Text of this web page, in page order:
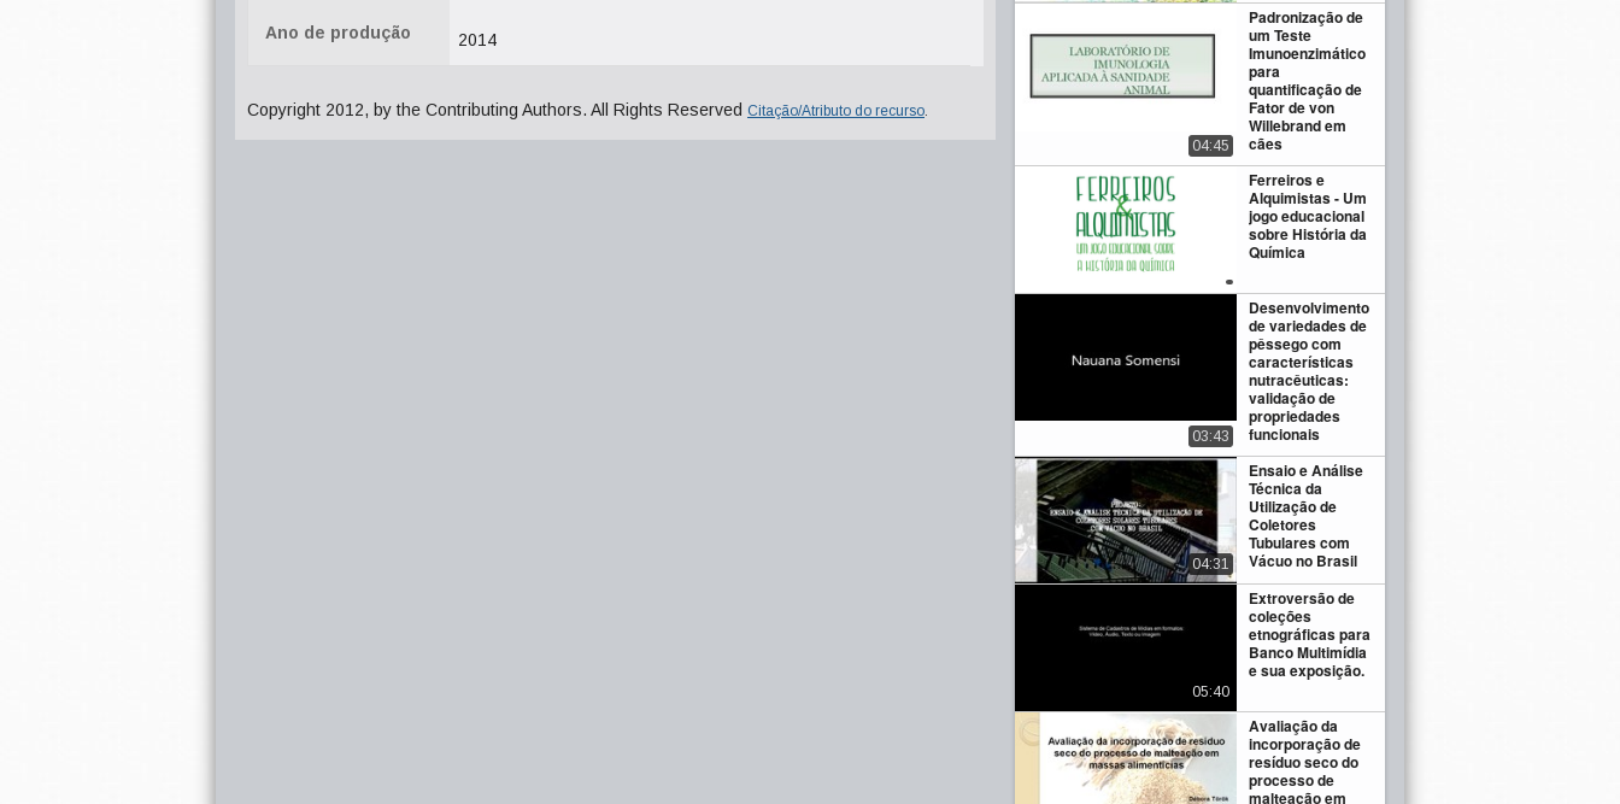
Ano de produção 2014
Copyright 2012, by the Contributing Authors. All Rights Reserved Citação/Atributo do recurso.
Padronização de
um Teste
Imunoenzimático
para
quantificação de
Fator de von
Willebrand em
cães
04:45
Ferreiros e
Alquimistas - Um
jogo educacional
sobre História da
Química
Desenvolvimento
de variedades de
pêssego com
características
nutracêuticas:
validação de
propriedades
funcionais
03:43
Ensaio e Análise
Técnica da
Utilização de
Coletores
Tubulares com
Vácuo no Brasil
04:31
Extroversão de
coleções
etnográficas para
Banco Multimídia
e sua exposição.
05:40
Avaliação da
incorporação de
resíduo seco do
processo de
malteação em